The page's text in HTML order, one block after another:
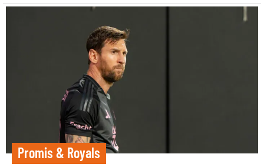
Promis & Royals